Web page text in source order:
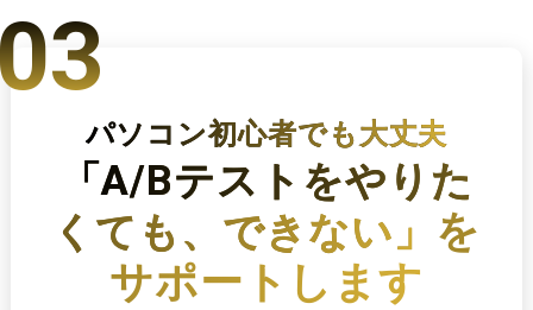
パソコン初心者でも大丈夫
「A/Bテストをやりた
くても、できない」 を
サポートします